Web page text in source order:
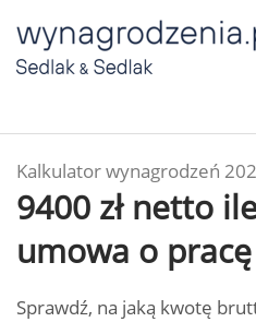
Kalkulator wynagrodzeń
9400 zł netto
umowa o pracę
Sprawdź, na jaką kwotę